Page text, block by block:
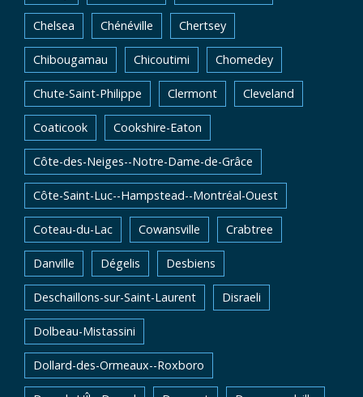
Chelsea Chénéville Chertsey
Chibougamau Chicoutimi Chomedey
Chute-Saint-Philippe Clermont Cleveland
Coaticook Cookshire-Eaton
Côte-des-Neiges--Notre-Dame-de-Grâce
Côte-Saint-Luc--Hampstead--Montréal-Ouest
Coteau-du-Lac Cowansville Crabtree
Danville Dégelis Desbiens
Deschaillons-sur-Saint-Laurent Disraeli
Dolbeau-Mistassini
Dollard-des-Ormeaux--Roxboro